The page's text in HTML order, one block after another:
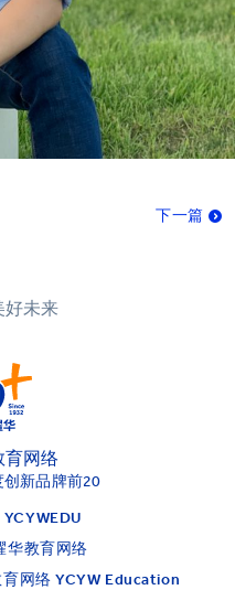
下一篇
好未来
育网络
创新品牌前20
华教育网络
网络 YCYW Education